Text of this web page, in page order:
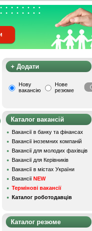
+ Додати
Нову
вакансію
Нове
резюме
Каталог вакансій
Вакансії в банку та фінансах
Вакансії іноземних компаній
Вакансії для молодих фахівців
Вакансії для Керівників
Вакансії в містах України
Вакансії NEW
Термінові вакансії
Каталог роботодавців
Каталог резюме